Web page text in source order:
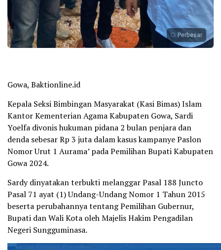
Perbesar
Gowa, Baktionline.id
Kepala Seksi Bimbingan Masyarakat (Kasi Bimas) Islam
Kantor Kementerian Agama Kabupaten Gowa, Sardi
Yoelfa divonis hukuman pidana 2 bulan penjara dan
denda sebesar Rp 3 juta dalam kasus kampanye Paslon
Nomor Urut 1 Aurama’ pada Pemilihan Bupati Kabupaten
Gowa 2024.
Sardy dinyatakan terbukti melanggar Pasal 188 Juncto
Pasal 71 ayat (1) Undang-Undang Nomor 1 Tahun 2015
beserta perubahannya tentang Pemilihan Gubernur,
Bupati dan Wali Kota oleh Majelis Hakim Pengadilan
Negeri Sungguminasa.